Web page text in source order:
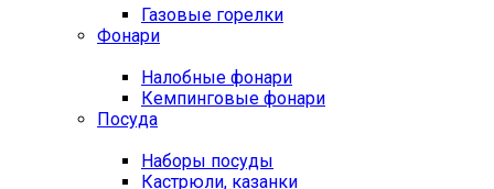
Газовые горелки
Фонари
Налобные фонари
Кемпинговые фонари
Посуда
Наборы посуды
Кастрюли, казанки